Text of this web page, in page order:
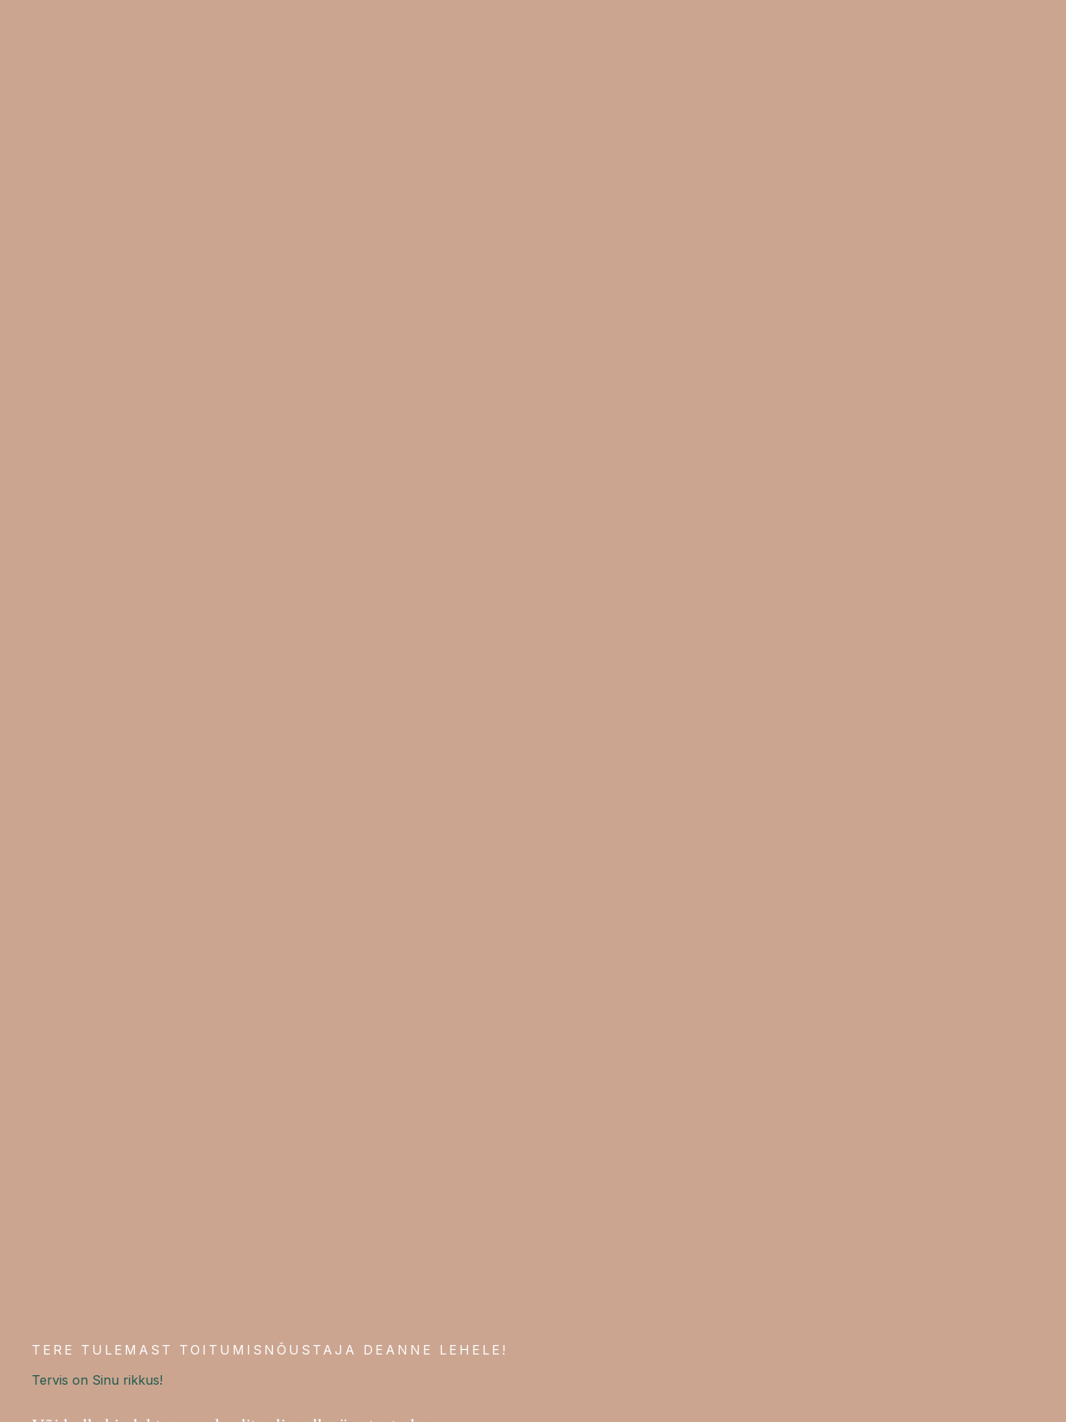
TERE TULEMAST TOITUMISNÕUSTAJA DEANNE LEHELE!
Tervis on Sinu rikkus!